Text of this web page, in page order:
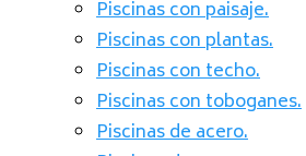
Piscinas con paisaje.
Piscinas con plantas.
Piscinas con techo.
Piscinas con toboganes.
Piscinas de acero.